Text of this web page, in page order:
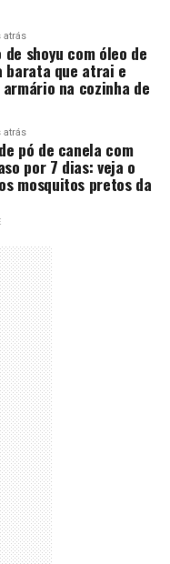
atrás
shoyu com óleo de
barata que atrai e
na cozinha de
atrás
pó de canela com
por 7 dias: veja o
mosquitos pretos da